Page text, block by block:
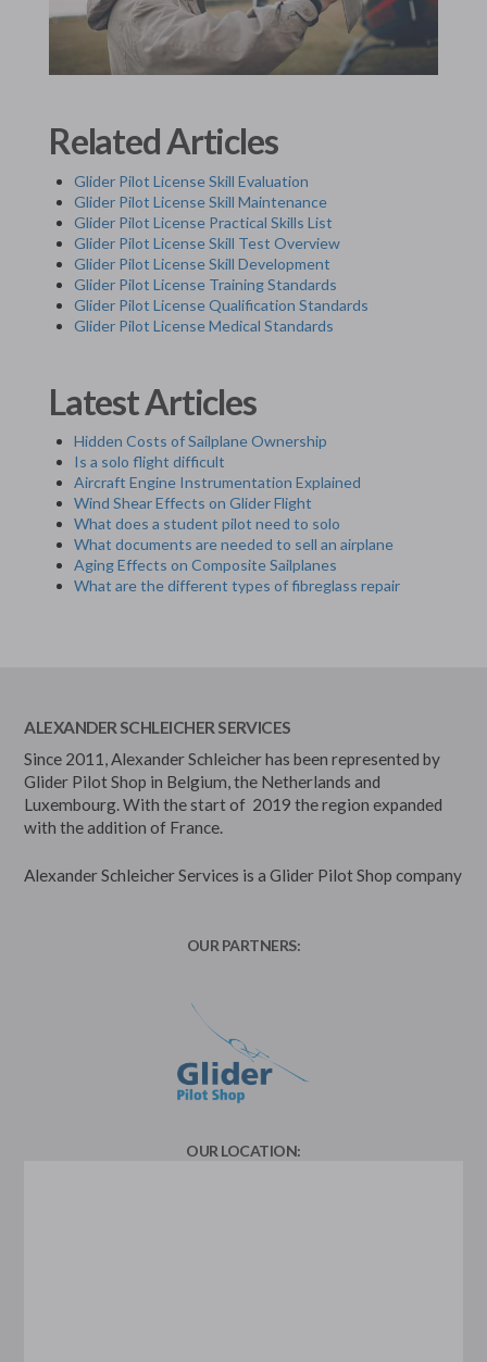
Related Articles
Glider Pilot License Skill Evaluation
Glider Pilot License Skill Maintenance
Glider Pilot License Practical Skills List
Glider Pilot License Skill Test Overview
Glider Pilot License Skill Development
Glider Pilot License Training Standards
Glider Pilot License Qualification Standards
Glider Pilot License Medical Standards
Latest Articles
Hidden Costs of Sailplane Ownership
Is a solo flight difficult
Aircraft Engine Instrumentation Explained
Wind Shear Effects on Glider Flight
What does a student pilot need to solo
What documents are needed to sell an airplane
Aging Effects on Composite Sailplanes
What are the different types of fibreglass repair
ALEXANDER SCHLEICHER SERVICES
Since 2011, Alexander Schleicher has been represented by
Glider Pilot Shop in Belgium, the Netherlands and
Luxembourg. With the start of 2019 the region expanded
with the addition of France.
Alexander Schleicher Services is a Glider Pilot Shop company
OUR PARTNERS:
OUR LOCATION: